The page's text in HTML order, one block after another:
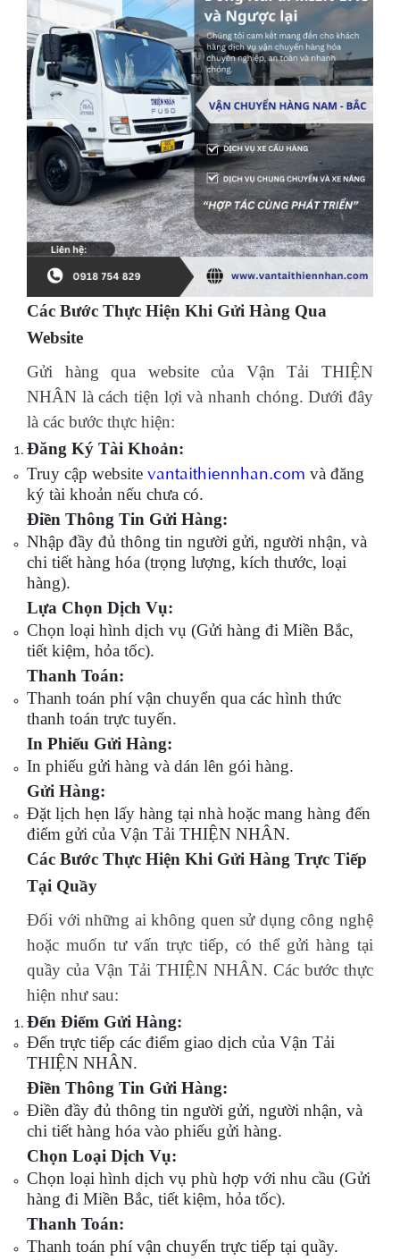
Các Bước Thực Hiện Khi Gửi Hàng Qua
Website
Gửi hàng qua website của Vận Tải THIỆN
NHÂN là cách tiện lợi và nhanh chóng. Dưới đây
là các bước thực hiện:
Đăng Ký Tài Khoản:
Truy cập website vantaithiennhan.com và đăng
ký tài khoản nếu chưa có.
Điền Thông Tin Gửi Hàng:
Nhập đầy đủ thông tin người gửi, người nhận, và
chi tiết hàng hóa (trọng lượng, kích thước, loại
hàng).
Lựa Chọn Dịch Vụ:
Chọn loại hình dịch vụ (Gửi hàng đi Miền Bắc,
tiết kiệm, hỏa tốc).
Thanh Toán:
Thanh toán phí vận chuyển qua các hình thức
thanh toán trực tuyến.
In Phiếu Gửi Hàng:
In phiếu gửi hàng và dán lên gói hàng.
Gửi Hàng:
Đặt lịch hẹn lấy hàng tại nhà hoặc mang hàng đến
điểm gửi của Vận Tải THIỆN NHÂN.
Các Bước Thực Hiện Khi Gửi Hàng Trực Tiếp
Tại Quầy
Đối với những ai không quen sử dụng công nghệ
hoặc muốn tư vấn trực tiếp, có thể gửi hàng tại
quầy của Vận Tải THIỆN NHÂN. Các bước thực
hiện như sau:
Đến Điểm Gửi Hàng:
Đến trực tiếp các điểm giao dịch của Vận Tải
THIỆN NHÂN.
Điền Thông Tin Gửi Hàng:
Điền đầy đủ thông tin người gửi, người nhận, và
chi tiết hàng hóa vào phiếu gửi hàng.
Chọn Loại Dịch Vụ:
Chọn loại hình dịch vụ phù hợp với nhu cầu (Gửi
hàng đi Miền Bắc, tiết kiệm, hỏa tốc).
Thanh Toán:
Thanh toán phí vận chuyển trực tiếp tại quầy.